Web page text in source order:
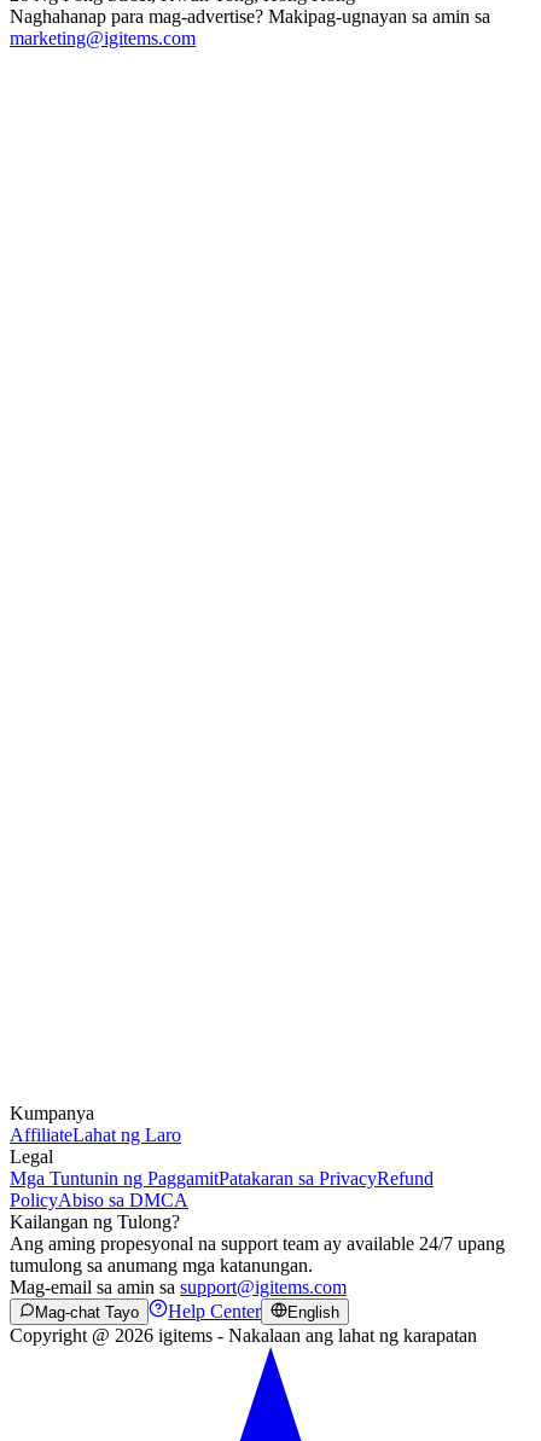
Naghahanap para mag-advertise? Makipag-ugnayan sa amin sa
marketing@igitems.com
Kumpanya
AffiliateLahat ng Laro
Legal
Mga Tuntunin ng PaggamitPatakaran sa PrivacyRefund
PolicyAbiso sa DMCA
Kailangan ng Tulong?
Ang aming propesyonal na support team ay available 24/7 upang
tumulong sa anumang mga katanungan.
Mag-email sa amin sa support@igitems.com
Mag-chat Tayo Help Center English
Copyright @ 2026 igitems - Nakalaan ang lahat ng karapatan